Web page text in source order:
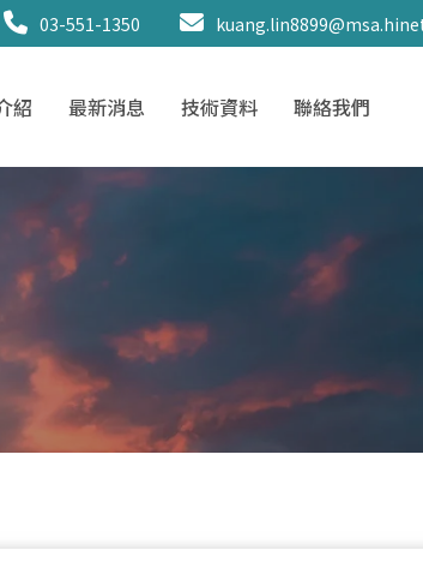
03-551-1350
紹 最新消息 技術資料 聯絡我們